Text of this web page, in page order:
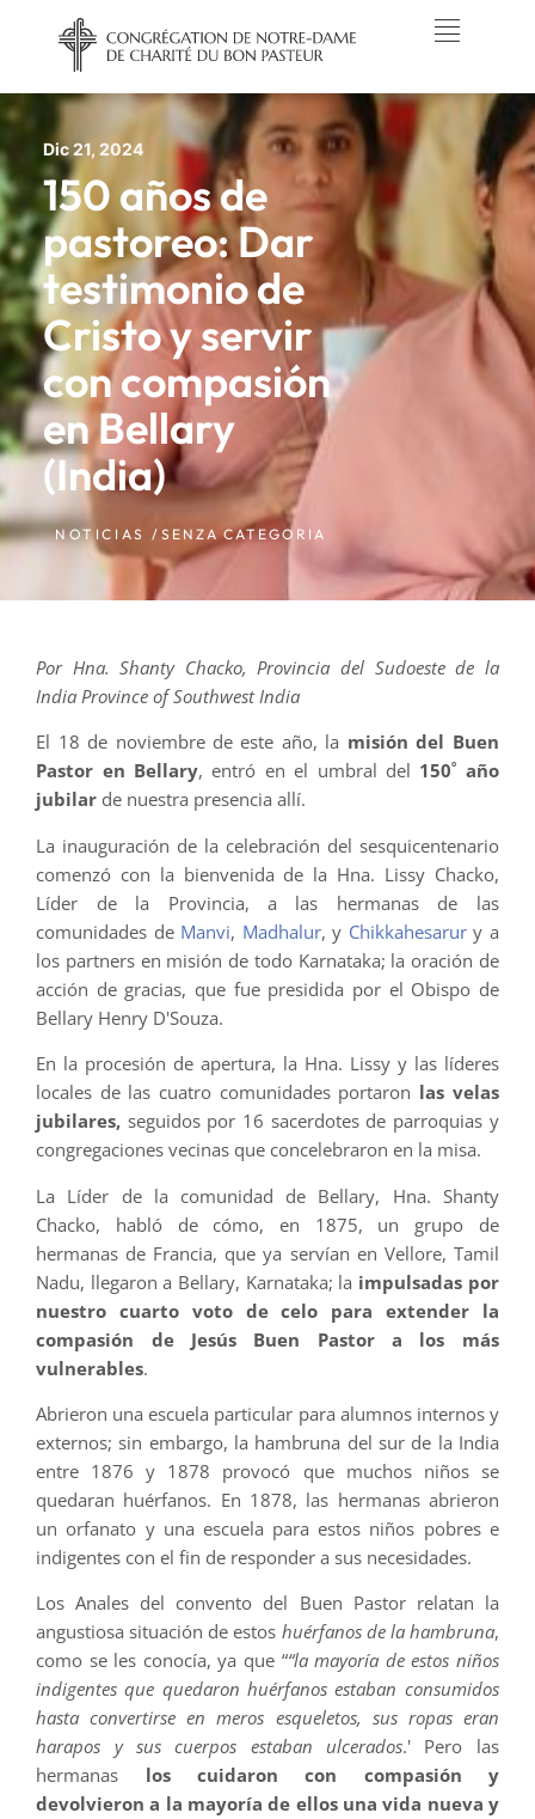
Dic 21, 2024
150 años de
pastoreo: Dar
testimonio de
Cristo y servir
con compasión
en Bellary
(India)
NOTICIAS / SENZA CATEGORIA
Por Hna. Shanty Chacko, Provincia del Sudoeste de la
IndiaProvince of Southwest India
El 18 de noviembre de este año, la misión del Buen
Pastor en Bellary, entró en el umbral del 150º año
jubilar de nuestra presencia allí.
La inauguración de la celebración del sesquicentenario
comenzó con la bienvenida de la Hna. Lissy Chacko,
Líder de la Provincia, a las hermanas de las
comunidades de Manvi, Madhalur, y Chikkahesarury a
los partners en misión de todo Karnataka; la oración de
acción de gracias, que fue presidida por el Obispo de
Bellary Henry D'Souza.
En la procesión de apertura, la Hna. Lissy y las líderes
locales de las cuatro comunidades portaron las velas
jubilares, seguidos por 16 sacerdotes de parroquias y
congregaciones vecinas que concelebraron en la misa.
La Líder de la comunidad de Bellary, Hna. Shanty
Chacko, habló de cómo, en 1875, un grupo de
hermanas de Francia, que ya servían en Vellore, Tamil
Nadu, llegaron a Bellary, Karnataka; la impulsadas por
nuestro cuarto voto de celo para extender la
compasión de Jesús Buen Pastor a los más
vulnerables.
Abrieron una escuela particular para alumnos internos y
externos; sin embargo, la hambruna del sur de la India
entre 1876 y 1878 provocó que muchos niños se
quedaran huérfanos. En 1878, las hermanas abrieron
un orfanato y una escuela para estos niños pobres e
indigentes con el fin de responder a sus necesidades.
Los Anales del convento del Buen Pastor relatan la
angustiosa situación de estos huérfanos de la hambruna,
como se les conocía, ya que ““la mayoría de estos niños
indigentes que quedaron huérfanos estaban consumidos
hasta convertirse en meros esqueletos, sus ropas eran
harapos y sus cuerpos estaban ulcerados.' Pero las
hermanas los cuidaron con compasión y
devolvieron a la mayoría de ellos una vida nueva y